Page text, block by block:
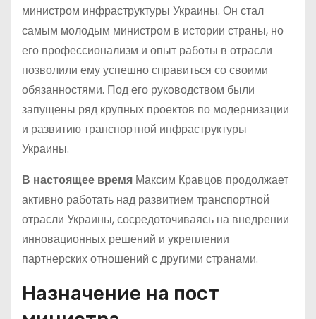
министром инфраструктуры Украины. Он стал
самым молодым министром в истории страны, но
его профессионализм и опыт работы в отрасли
позволили ему успешно справиться со своими
обязанностями. Под его руководством были
запущены ряд крупных проектов по модернизации
и развитию транспортной инфраструктуры
Украины.
В настоящее время Максим Кравцов продолжает
активно работать над развитием транспортной
отрасли Украины, сосредоточиваясь на внедрении
инновационных решений и укреплении
партнерских отношений с другими странами.
Назначение на пост